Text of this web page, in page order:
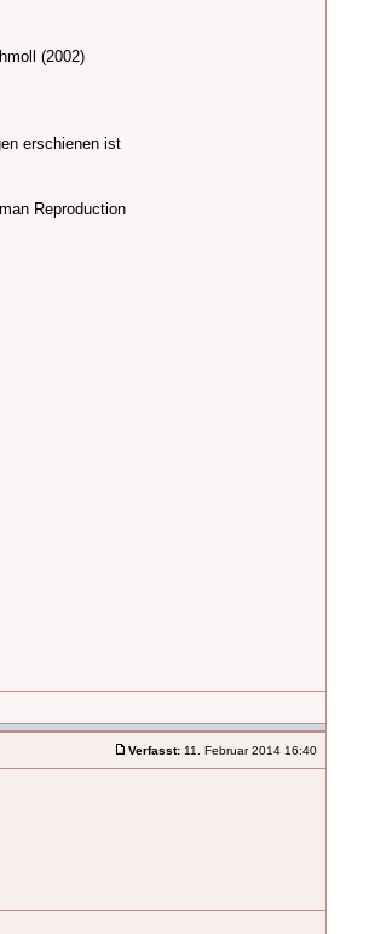
(2002)
erschienen ist
Reproduction
Verfasst: 11. Februar 2014 16:40